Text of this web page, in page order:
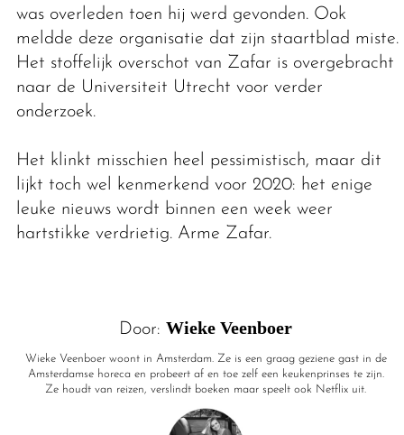
was overleden toen hij werd gevonden. Ook
meldde deze organisatie dat zijn staartblad miste.
Het stoffelijk overschot van Zafar is overgebracht
naar de Universiteit Utrecht voor verder
onderzoek.
Het klinkt misschien heel pessimistisch, maar dit
lijkt toch wel kenmerkend voor 2020: het enige
leuke nieuws wordt binnen een week weer
hartstikke verdrietig. Arme Zafar.
Door:Wieke Veenboer
Wieke Veenboer woont in Amsterdam. Ze is een graag geziene gast in de
Amsterdamse horeca en probeert af en toe zelf een keukenprinses te zijn.
Ze houdt van reizen, verslindt boeken maar speelt ook Netflix uit.